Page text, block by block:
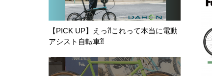
【PICK UP】えっ⁈これって本当に電動
アシスト自転車⁈